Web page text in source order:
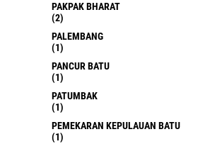
PAKPAK BHARAT
(2)
PALEMBANG
(1)
PANCUR BATU
(1)
PATUMBAK
(1)
PEMEKARAN KEPULAUAN BATU
(1)